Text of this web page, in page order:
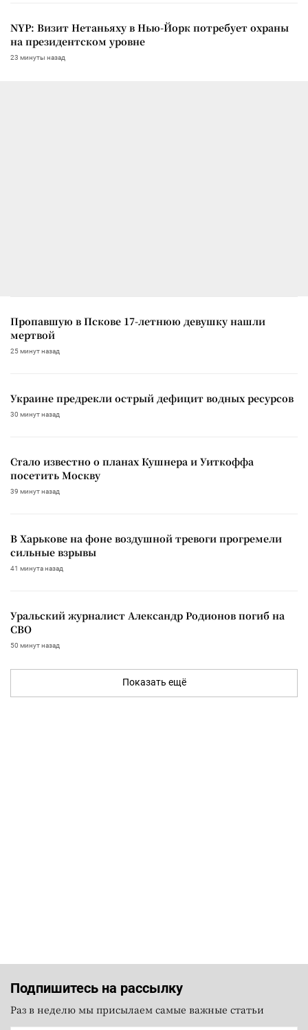
NYP: Визит Нетаньяху в Нью-Йорк потребует охраны
на президентском уровне
23 минуты назад
Пропавшую в Пскове 17-летнюю девушку нашли
мертвой
25 минут назад
Украине предрекли острый дефицит водных ресурсов
30 минут назад
Стало известно о планах Кушнера и Уиткоффа
посетить Москву
39 минут назад
В Харькове на фоне воздушной тревоги прогремели
сильные взрывы
41 минута назад
Уральский журналист Александр Родионов погиб на
СВО
50 минут назад
Показать ещё
Подпишитесь на рассылку
Раз в неделю мы присылаем самые важные статьи